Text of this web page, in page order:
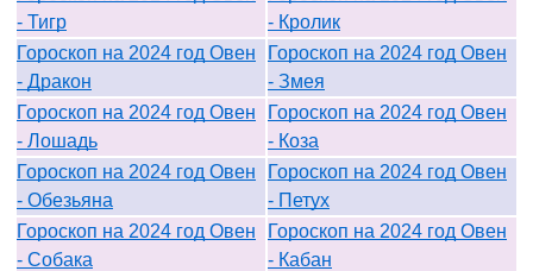
- Тигр
- Кролик
Гороскоп на 2024 год Овен
- Дракон
Гороскоп на 2024 год Овен
- Змея
Гороскоп на 2024 год Овен
- Лошадь
Гороскоп на 2024 год Овен
- Коза
Гороскоп на 2024 год Овен
- Обезьяна
Гороскоп на 2024 год Овен
- Петух
Гороскоп на 2024 год Овен
- Собака
Гороскоп на 2024 год Овен
- Кабан